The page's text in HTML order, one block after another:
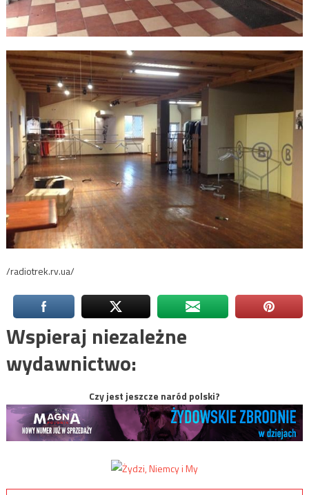
/radiotrek.rv.ua/
Wspieraj niezależne
wydawnictwo:
Czy jest jeszcze naród polski?